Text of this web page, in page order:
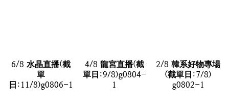
6/8 水晶直播(截
單
日:11/8)g0806-1
4/8 龍宮直播(截
單日:9/8)g0804-
1
2/8 韓系好物專場
(截單日:7/8)
g0802-1